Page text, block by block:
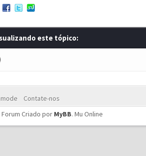
este tópico:
Contate-nos
Forum Criado por MyBB. Mu Online